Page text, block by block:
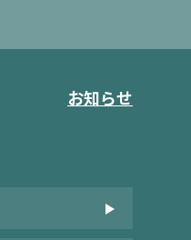
お知らせ